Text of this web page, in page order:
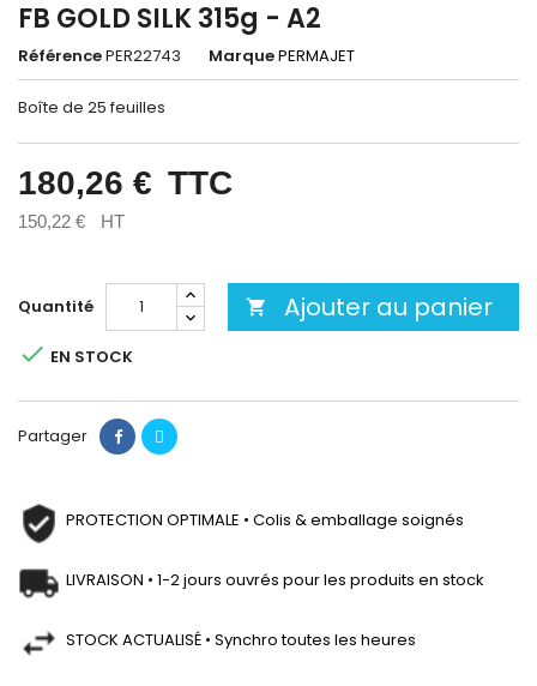
FB GOLD SILK 315g - A2
RéférencePER22743 MarquePERMAJET
Boîte de 25 feuilles
180,26 € TTC
150,22 € HT
Quantité  Ajouter au panier
 EN STOCK
Partager
PROTECTION OPTIMALE • Colis & emballage soignés
LIVRAISON • 1-2 jours ouvrés pour les produits en stock
STOCK ACTUALISÉ • Synchro toutes les heures